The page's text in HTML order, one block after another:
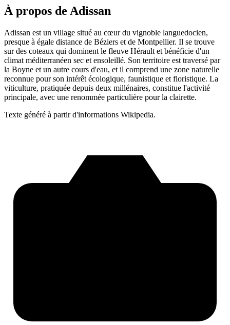
À propos de Adissan
Adissan est un village situé au cœur du vignoble languedocien,
presque à égale distance de Béziers et de Montpellier. Il se trouve
sur des coteaux qui dominent le fleuve Hérault et bénéficie d'un
climat méditerranéen sec et ensoleillé. Son territoire est traversé par
la Boyne et un autre cours d'eau, et il comprend une zone naturelle
reconnue pour son intérêt écologique, faunistique et floristique. La
viticulture, pratiquée depuis deux millénaires, constitue l'activité
principale, avec une renommée particulière pour la clairette.
Texte généré à partir d'informations Wikipedia.